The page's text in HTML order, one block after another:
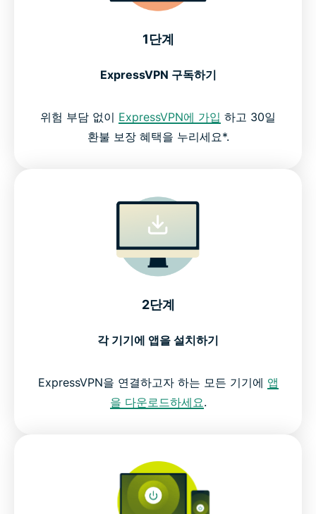
1단계
ExpressVPN 구독하기
위험 부담 없이 ExpressVPN에 가입 하고 30일
환불 보장 혜택을 누리세요*.
2단계
각 기기에 앱을 설치하기
ExpressVPN을 연결하고자 하는 모든 기기에 앱
을 다운로드하세요.